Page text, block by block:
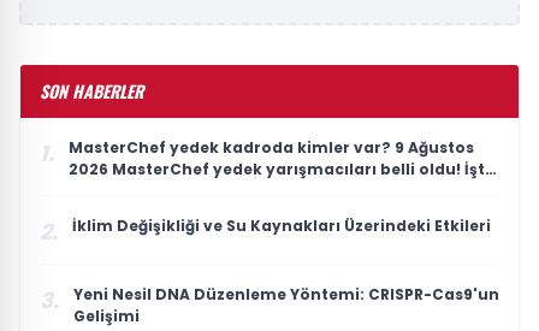
SON HABERLER
1.
MasterChef yedek kadroda kimler var? 9 Ağustos
2026 MasterChef yedek yarışmacıları belli oldu! İşte
2. İklim Değişikliği ve Su Kaynakları Üzerindeki Etkileri
3.
Yeni Nesil DNA Düzenleme Yöntemi: CRISPR-Cas9'un
Gelişimi